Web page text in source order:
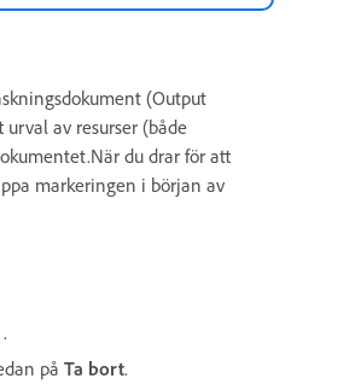
(Output
av resurser (både
du drar för att
markeringen i början av
på Ta bort.